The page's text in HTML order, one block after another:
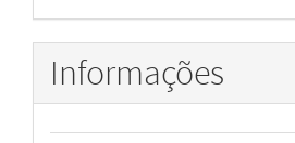
Informações